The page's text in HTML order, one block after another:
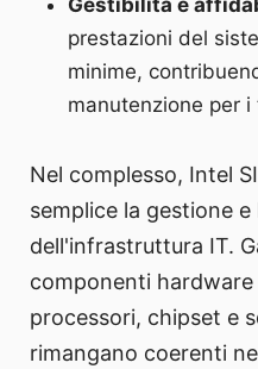
Gestibilità e
prestazioni del
minime,
manutenzione per i
Nel complesso, Intel
semplice la gestione
dell'infrastruttura IT.
componenti
processori, chipset e
rimangano coerenti